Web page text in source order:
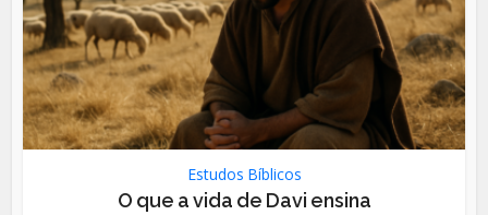
Estudos Bíblicos
O que a vida de Davi ensina